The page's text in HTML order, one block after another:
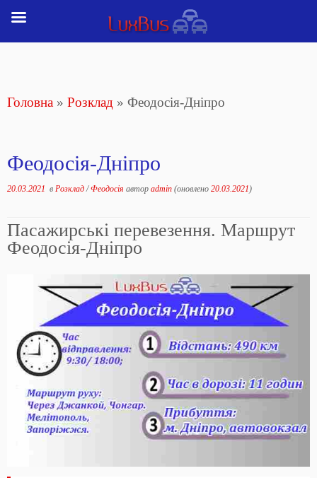
Головна » Розклад » Феодосія-Дніпро
Феодосія-Дніпро
20.03.2021 в Розклад/Феодосія автор admin (оновлено 20.03.2021)
Пасажирські перевезення. Маршрут
Феодосія-Дніпро